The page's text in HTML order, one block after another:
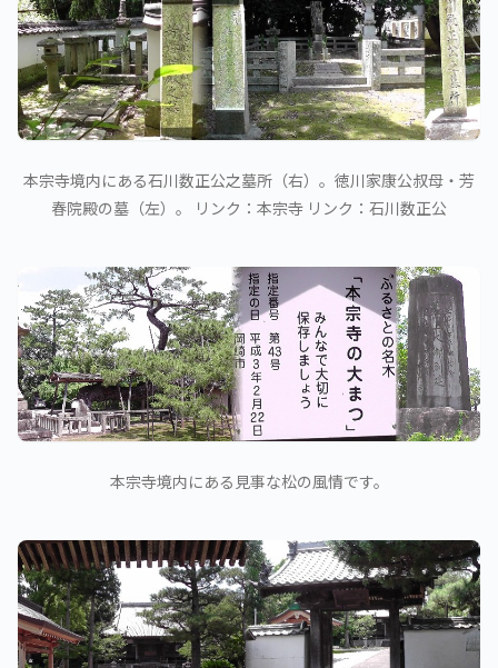
本宗寺境内にある石川数正公之墓所（右）。徳川家康公叔母・芳
春院殿の墓（左）。 リンク：本宗寺 リンク：石川数正公
本宗寺境内にある見事な松の風情です。